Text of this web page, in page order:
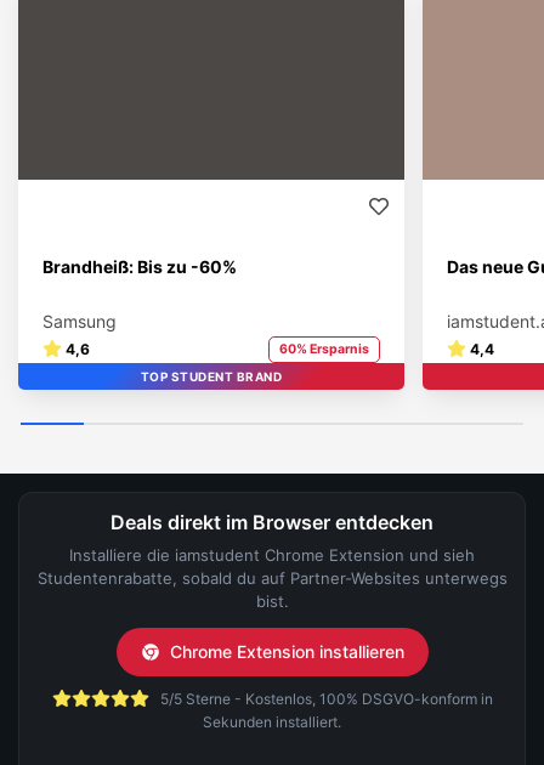
Brandheiß: Bis zu -60%
Samsung
4,6 60% Ersparnis
TOP STUDENT BRAND
Das neue
4,4
Deals direkt im Browser entdecken
Installiere die iamstudent Chrome Extension und sieh
Studentenrabatte, sobald du auf Partner-Websites unterwegs
bist.
Chrome Extension installieren
5/5 Sterne - Kostenlos, 100% DSGVO-konform in
Sekunden installiert.